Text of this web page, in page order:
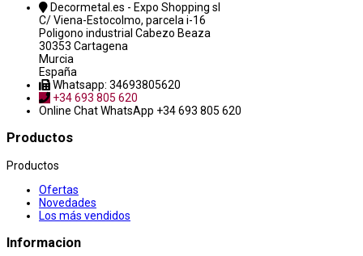
Decormetal.es - Expo Shopping sl
C/ Viena-Estocolmo, parcela i-16
Poligono industrial Cabezo Beaza
30353 Cartagena
Murcia
España
Whatsapp: 34693805620
+34 693 805 620
Online ChatWhatsApp +34 693 805 620
Productos
Productos
Ofertas
Novedades
Los más vendidos
Informacion